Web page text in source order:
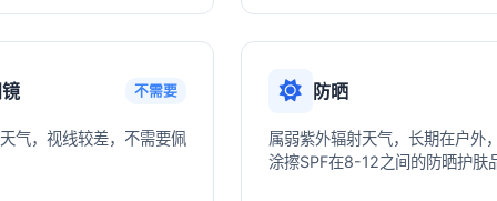
不需要
气，视线较差，不需要佩
防晒
属弱紫外辐射天气，长期在户外
涂擦SPF在8-12之间的防晒护肤